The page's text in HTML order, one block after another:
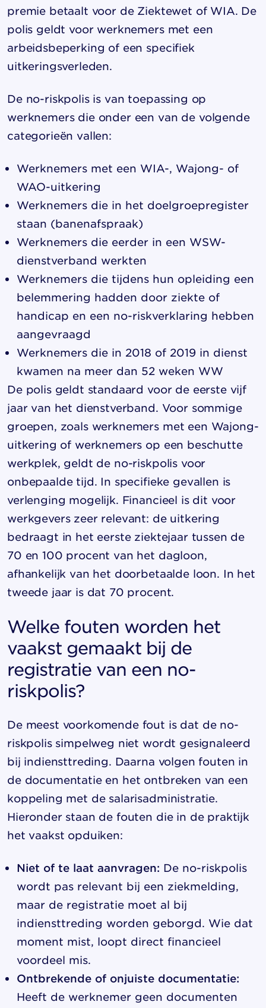
premie betaalt voor de Ziektewet of WIA. De
polis geldt voor werknemers met een
arbeidsbeperking of een specifiek
uitkeringsverleden.
De no-riskpolis is van toepassing op
werknemers die onder een van de volgende
categorieën vallen:
Werknemers met een WIA-, Wajong- of
WAO-uitkering
Werknemers die in het doelgroepregister
staan (banenafspraak)
Werknemers die eerder in een WSW-
dienstverband werkten
Werknemers die tijdens hun opleiding een
belemmering hadden door ziekte of
handicap en een no-riskverklaring hebben
aangevraagd
Werknemers die in 2018 of 2019 in dienst
kwamen na meer dan 52 weken WW
De polis geldt standaard voor de eerste vijf
jaar van het dienstverband. Voor sommige
groepen, zoals werknemers met een Wajong-
uitkering of werknemers op een beschutte
werkplek, geldt de no-riskpolis voor
onbepaalde tijd. In specifieke gevallen is
verlenging mogelijk. Financieel is dit voor
werkgevers zeer relevant: de uitkering
bedraagt in het eerste ziektejaar tussen de
70 en 100 procent van het dagloon,
afhankelijk van het doorbetaalde loon. In het
tweede jaar is dat 70 procent.
Welke fouten worden het
vaakst gemaakt bij de
registratie van een no-
riskpolis?
De meest voorkomende fout is dat de no-
riskpolis simpelweg niet wordt gesignaleerd
bij indiensttreding. Daarna volgen fouten in
de documentatie en het ontbreken van een
koppeling met de salarisadministratie.
Hieronder staan de fouten die in de praktijk
het vaakst opduiken:
Niet of te laat aanvragen: De no-riskpolis
wordt pas relevant bij een ziekmelding,
maar de registratie moet al bij
indiensttreding worden geborgd. Wie dat
moment mist, loopt direct financieel
voordeel mis.
Ontbrekende of onjuiste documentatie:
Heeft de werknemer geen documenten